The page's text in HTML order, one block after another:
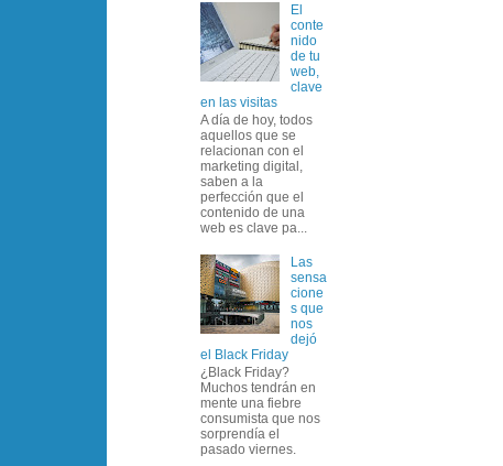
El
conte
nido
de tu
web,
clave
en las visitas
A día de hoy, todos
aquellos que se
relacionan con el
marketing digital,
saben a la
perfección que el
contenido de una
web es clave pa...
Las
sensa
cione
s que
nos
dejó
el Black Friday
¿Black Friday?
Muchos tendrán en
mente una fiebre
consumista que nos
sorprendía el
pasado viernes.